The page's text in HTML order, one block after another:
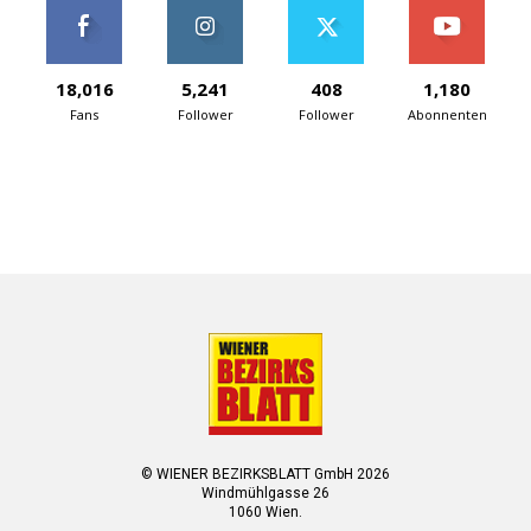
18,016
Fans
5,241
Follower
408
Follower
1,180
Abonnenten
© WIENER BEZIRKSBLATT GmbH 2026
Windmühlgasse 26
1060 Wien.